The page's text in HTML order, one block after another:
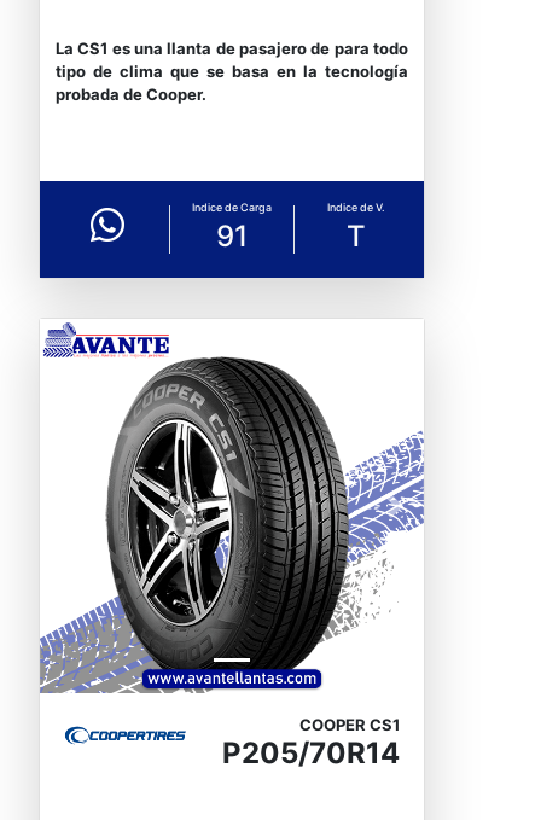
La CS1 es una llanta de pasajero de para todo
tipo de clima que se basa en la tecnología
probada de Cooper.
Indice de Carga
91
Indice de V.
T
Previous Next
COOPER CS1
P205/70R14